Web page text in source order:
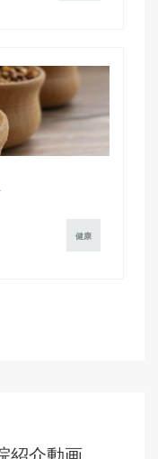
健康